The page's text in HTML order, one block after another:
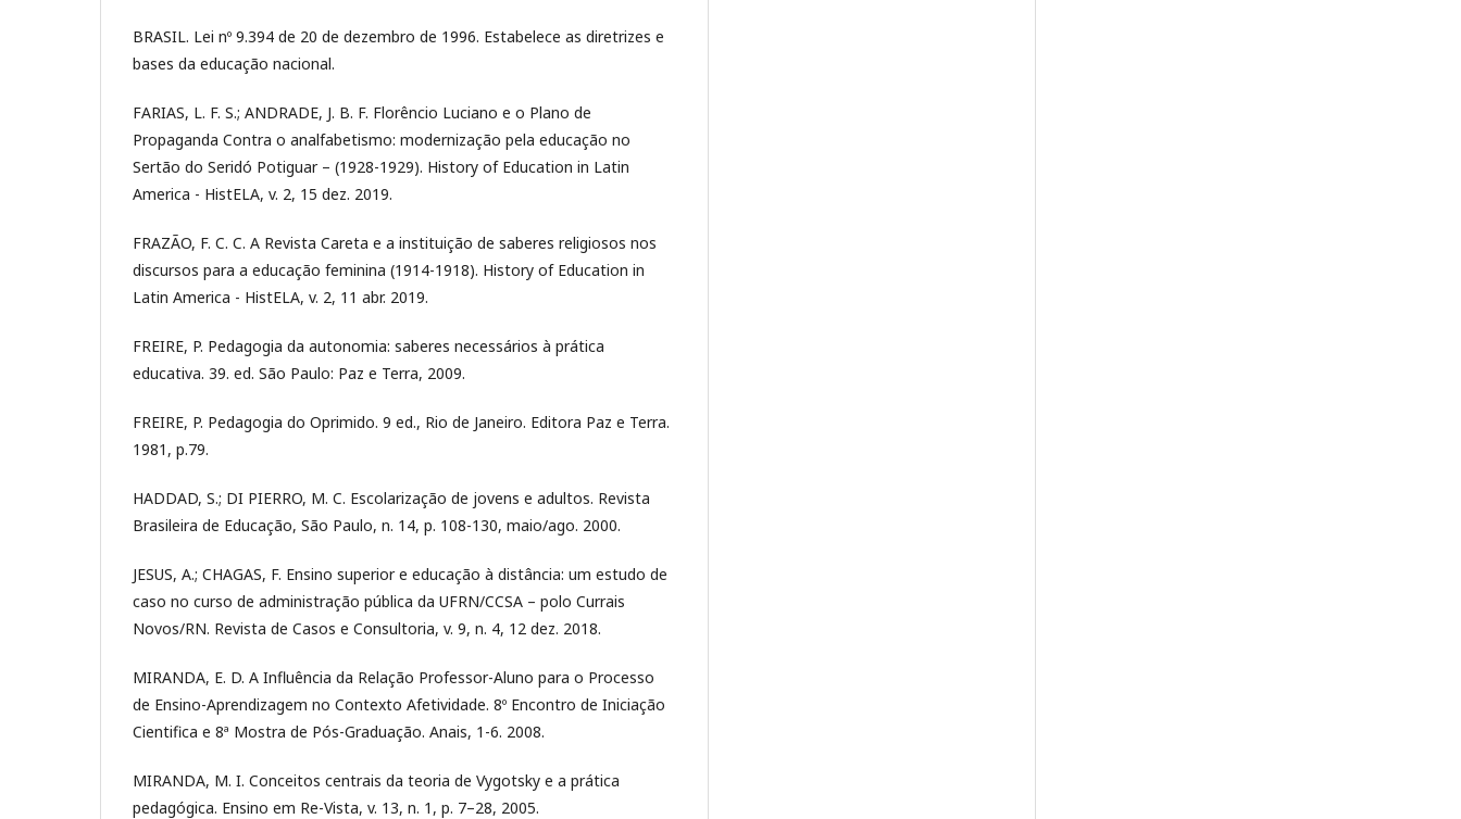
BRASIL. Lei nº 9.394 de 20 de dezembro de 1996. Estabelece as diretrizes e
bases da educação nacional.
FARIAS, L. F. S.; ANDRADE, J. B. F. Florêncio Luciano e o Plano de
Propaganda Contra o analfabetismo: modernização pela educação no
Sertão do Seridó Potiguar – (1928-1929). History of Education in Latin
America - HistELA, v. 2, 15 dez. 2019.
FRAZÃO, F. C. C. A Revista Careta e a instituição de saberes religiosos nos
discursos para a educação feminina (1914-1918). History of Education in
Latin America - HistELA, v. 2, 11 abr. 2019.
FREIRE, P. Pedagogia da autonomia: saberes necessários à prática
educativa. 39. ed. São Paulo: Paz e Terra, 2009.
FREIRE, P. Pedagogia do Oprimido. 9 ed., Rio de Janeiro. Editora Paz e Terra.
1981, p.79.
HADDAD, S.; DI PIERRO, M. C. Escolarização de jovens e adultos. Revista
Brasileira de Educação, São Paulo, n. 14, p. 108-130, maio/ago. 2000.
JESUS, A.; CHAGAS, F. Ensino superior e educação à distância: um estudo de
caso no curso de administração pública da UFRN/CCSA – polo Currais
Novos/RN. Revista de Casos e Consultoria, v. 9, n. 4, 12 dez. 2018.
MIRANDA, E. D. A Influência da Relação Professor-Aluno para o Processo
de Ensino-Aprendizagem no Contexto Afetividade. 8º Encontro de Iniciação
Cientifica e 8ª Mostra de Pós-Graduação. Anais, 1-6. 2008.
MIRANDA, M. I. Conceitos centrais da teoria de Vygotsky e a prática
pedagógica. Ensino em Re-Vista, v. 13, n. 1, p. 7–28, 2005.